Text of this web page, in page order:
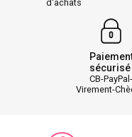
d'achats
sécurisé
CB-PayPal-
Virement-